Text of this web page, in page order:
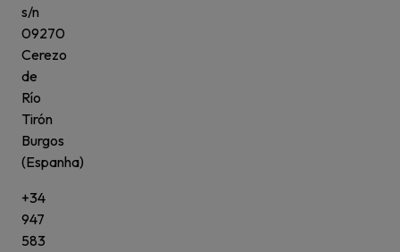
s/n
09270
Cerezo
de
Río
Tirón
Burgos
(Espanha)
+34
947
583